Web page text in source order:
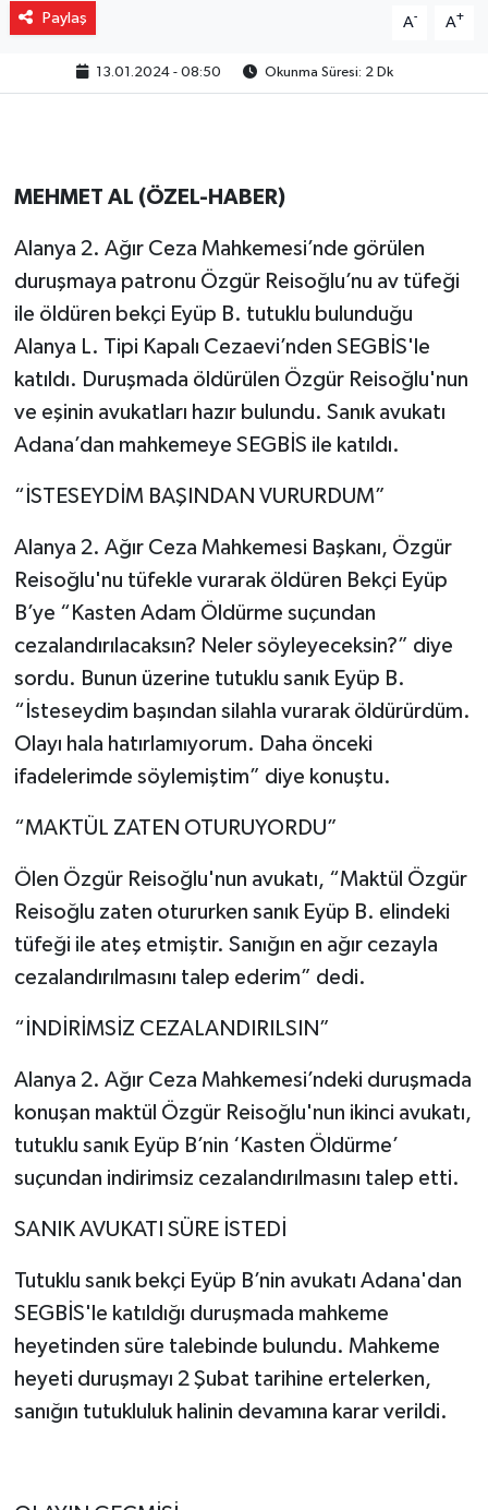
Paylaş A- A+
13.01.2024 - 08:50 Okunma Süresi: 2 Dk
MEHMET AL (ÖZEL-HABER)
Alanya 2. Ağır Ceza Mahkemesi’nde görülen
duruşmaya patronu Özgür Reisoğlu’nu av tüfeği
ile öldüren bekçi Eyüp B. tutuklu bulunduğu
Alanya L. Tipi Kapalı Cezaevi’nden SEGBİS'le
katıldı. Duruşmada öldürülen Özgür Reisoğlu'nun
ve eşinin avukatları hazır bulundu. Sanık avukatı
Adana’dan mahkemeye SEGBİS ile katıldı.
“İSTESEYDİM BAŞINDAN VURURDUM”
Alanya 2. Ağır Ceza Mahkemesi Başkanı, Özgür
Reisoğlu'nu tüfekle vurarak öldüren Bekçi Eyüp
B’ye “Kasten Adam Öldürme suçundan
cezalandırılacaksın? Neler söyleyeceksin?” diye
sordu. Bunun üzerine tutuklu sanık Eyüp B.
“İsteseydim başından silahla vurarak öldürürdüm.
Olayı hala hatırlamıyorum. Daha önceki
ifadelerimde söylemiştim” diye konuştu.
“MAKTÜL ZATEN OTURUYORDU”
Ölen Özgür Reisoğlu'nun avukatı, “Maktül Özgür
Reisoğlu zaten otururken sanık Eyüp B. elindeki
tüfeği ile ateş etmiştir. Sanığın en ağır cezayla
cezalandırılmasını talep ederim” dedi.
“İNDİRİMSİZ CEZALANDIRILSIN”
Alanya 2. Ağır Ceza Mahkemesi’ndeki duruşmada
konuşan maktül Özgür Reisoğlu'nun ikinci avukatı,
tutuklu sanık Eyüp B’nin ‘Kasten Öldürme’
suçundan indirimsiz cezalandırılmasını talep etti.
SANIK AVUKATI SÜRE İSTEDİ
Tutuklu sanık bekçi Eyüp B’nin avukatı Adana'dan
SEGBİS'le katıldığı duruşmada mahkeme
heyetinden süre talebinde bulundu. Mahkeme
heyeti duruşmayı 2 Şubat tarihine ertelerken,
sanığın tutukluluk halinin devamına karar verildi.